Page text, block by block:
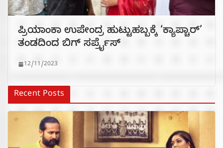
ಪ್ರಿಯಾಂಕಾ ಉಪೇಂದ್ರ ಹುಟ್ಟುಹಬ್ಬಕ್ಕೆ ‘ಕ್ಯಾಪ್ಚಾರ್’
ತಂಡದಿಂದ ಬಿಗ್ ಸರ್ಪ್ರೈಸ್
12/11/2023
Recent Posts